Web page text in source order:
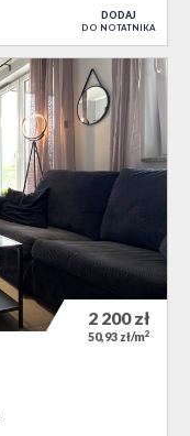
DODAJ
DO NOTATNIKA
2 200zł
50,93 zł/m2